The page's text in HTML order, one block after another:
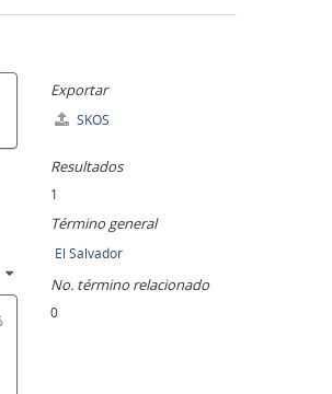
Exportar
SKOS
Resultados
1
Término general
El Salvador
No. término relacionado
0